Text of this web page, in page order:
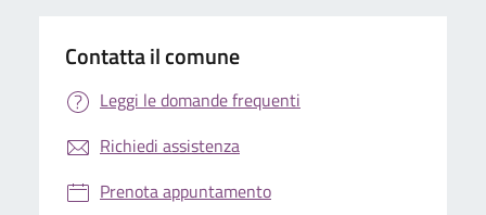
Contatta il comune
Leggi le domande frequenti
Richiedi assistenza
Prenota appuntamento